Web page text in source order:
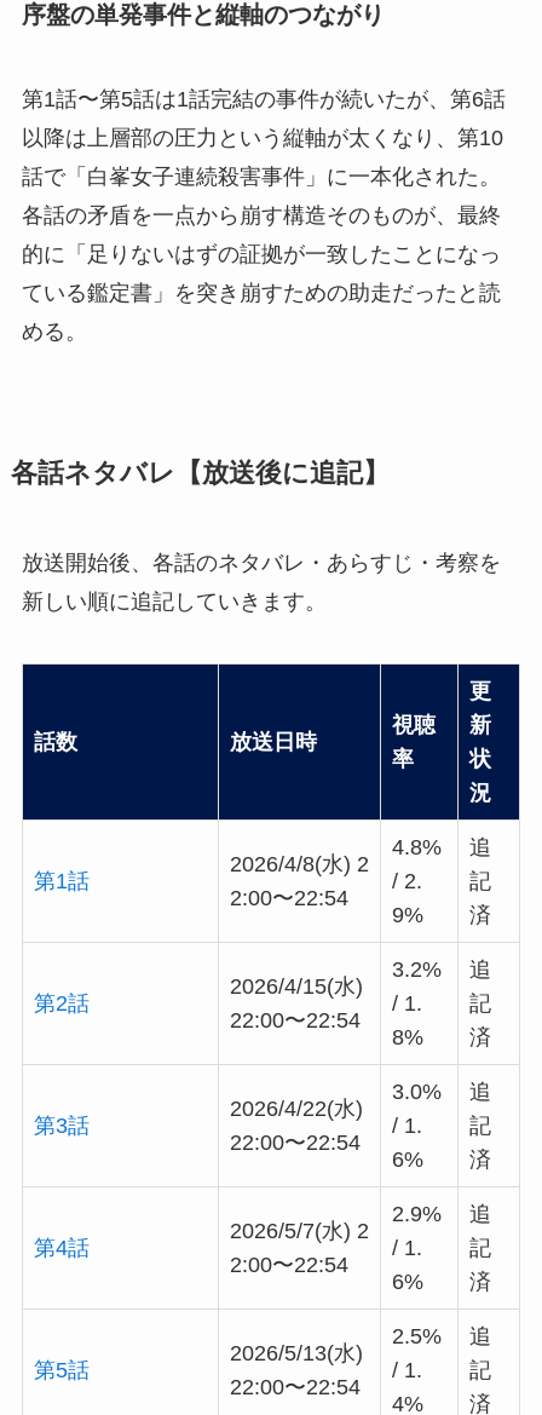
序盤の単発事件と縦軸のつながり
第1話〜第5話は1話完結の事件が続いたが、第6話
以降は上層部の圧力という縦軸が太くなり、第10
話で「白峯女子連続殺害事件」に一本化された。
各話の矛盾を一点から崩す構造そのものが、最終
的に「足りないはずの証拠が一致したことになっ
ている鑑定書」を突き崩すための助走だったと読
める。
各話ネタバレ【放送後に追記】
放送開始後、各話のネタバレ・あらすじ・考察を
新しい順に追記していきます。
話数 放送日時
視聴
率
更
新
状
況
第1話
2026/4/8(水) 2
2:00〜22:54
4.8%
/ 2.
9%
追
記
済
第2話
2026/4/15(水)
22:00〜22:54
3.2%
/ 1.
8%
追
記
済
第3話
2026/4/22(水)
22:00〜22:54
3.0%
/ 1.
6%
追
記
済
第4話
2026/5/7(水) 2
2:00〜22:54
2.9%
/ 1.
6%
追
記
済
第5話
2026/5/13(水)
22:00〜22:54
2.5%
/ 1.
4%
追
記
済